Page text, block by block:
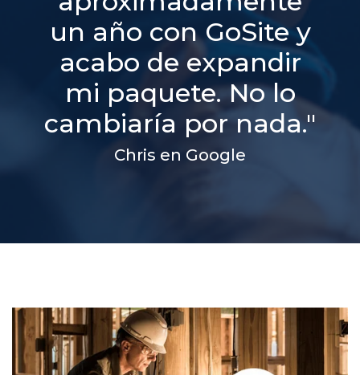
un año con GoSite y
acabo de expandir
mi paquete. No lo
cambiaría por nada."
Chris en Google